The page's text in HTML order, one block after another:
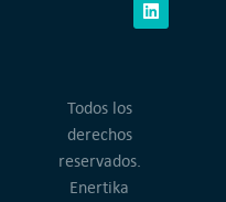
Todos los
derechos
reservados.
Enertika